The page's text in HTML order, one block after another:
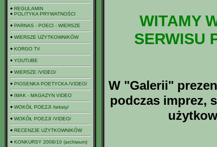
REGULAMIN
POLITYKA PRYWATNOŚCI
PARNAS - POECI - WIERSZE
WIERSZE UŻYTKOWNIKÓW
KORGO TV
YOUTUBE
WIERSZE /VIDEO/
PIOSENKA POETYCKA /VIDEO/
IMAK - MAGAZYN VIDEO
WOKÓŁ POEZJI /teksty/
WOKÓŁ POEZJI /VIDEO/
RECENZJE UŻYTKOWNIKÓW
KONKURSY 2008/10 (archiwum)
WITAMY
SERWISU
W "Galerii"
podczas imprez,